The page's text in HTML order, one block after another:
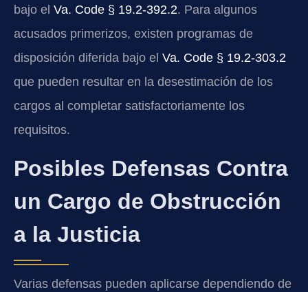
bajo el Va. Code § 19.2-392.2. Para algunos
acusados primerizos, existen programas de
disposición diferida bajo el Va. Code § 19.2-303.2
que pueden resultar en la desestimación de los
cargos al completar satisfactoriamente los
requisitos.
Posibles Defensas Contra
un Cargo de Obstrucción
a la Justicia
Varias defensas pueden aplicarse dependiendo de